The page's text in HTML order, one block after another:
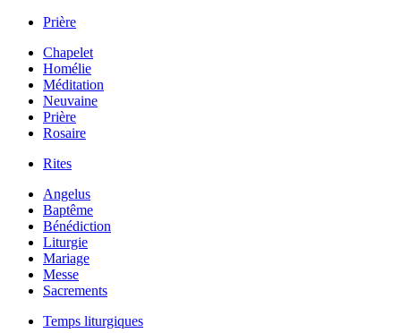
Prière
Chapelet
Homélie
Méditation
Neuvaine
Prière
Rosaire
Rites
Angelus
Baptême
Bénédiction
Liturgie
Mariage
Messe
Sacrements
Temps liturgiques